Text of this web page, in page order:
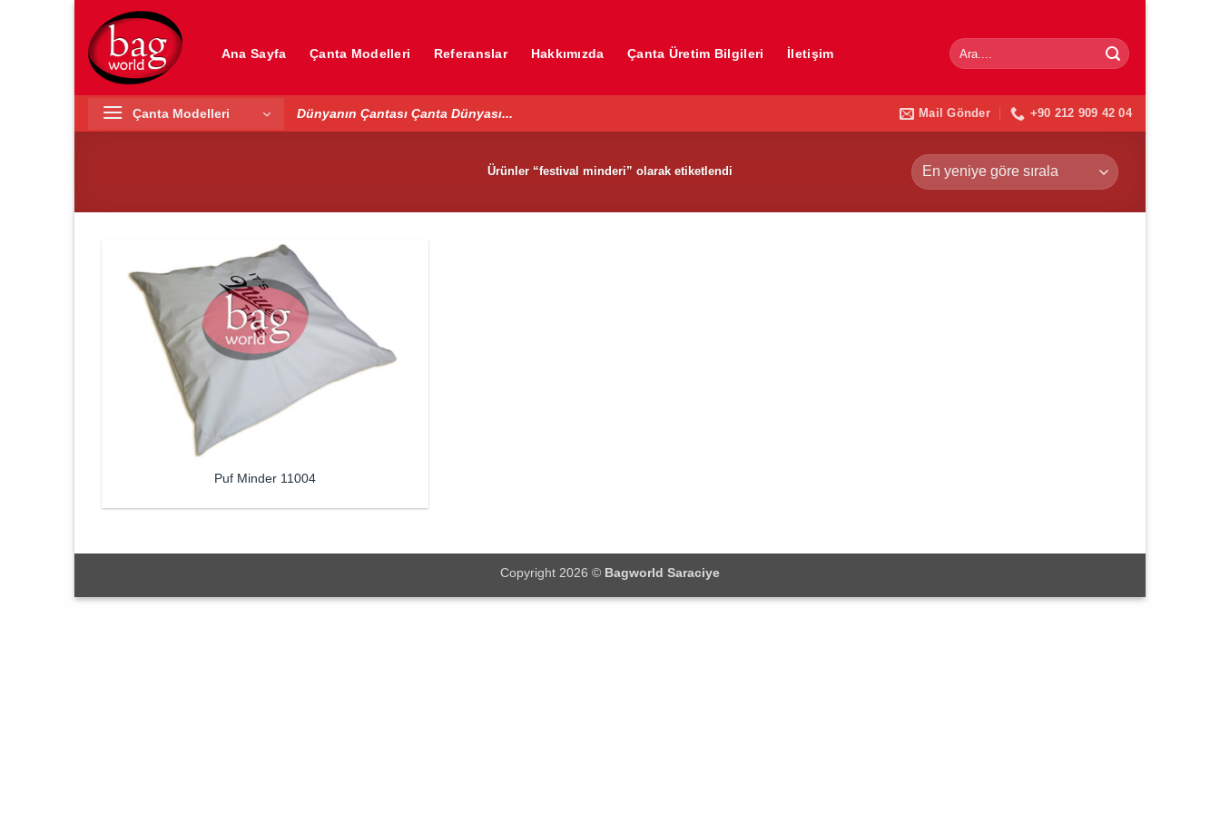
atla
Ana Sayfa Çanta Modelleri Referanslar Hakkımızda Çanta Üretim Bilgileri İletişim
Ara:
Çanta Modelleri Dünyanın Çantası Çanta Dünyası... Mail Gönder +90 212 909 42 04
Ürünler “festival minderi” olarak etiketlendi
Puf Minder 11004
Copyright 2026 © Bagworld Saraciye